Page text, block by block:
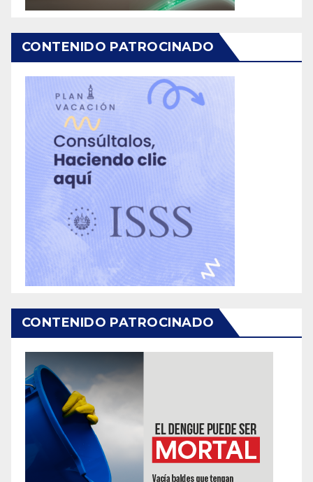
CONTENIDO PATROCINADO
CONTENIDO PATROCINADO